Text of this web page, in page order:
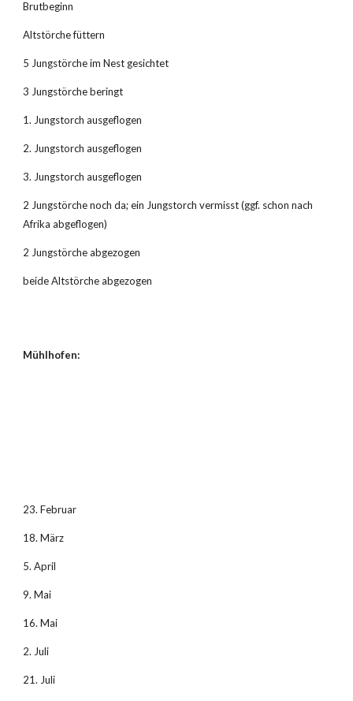
Brutbeginn
Altstörche füttern
5 Jungstörche im Nest gesichtet
3 Jungstörche beringt
1. Jungstorch ausgeflogen
2. Jungstorch ausgeflogen
3. Jungstorch ausgeflogen
2 Jungstörche noch da; ein Jungstorch vermisst (ggf. schon nach
Afrika abgeflogen)
2 Jungstörche abgezogen
beide Altstörche abgezogen
Mühlhofen:
23. Februar
18. März
5. April
9. Mai
16. Mai
2. Juli
21. Juli